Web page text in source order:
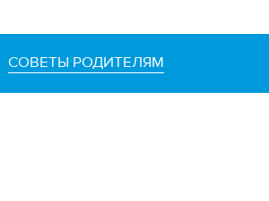
СОВЕТЫ РОДИТЕЛЯМ